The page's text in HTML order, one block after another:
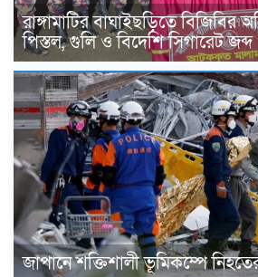
রাঙ্গামাটির বাঘাইছড়িতে বিজিবির
পিস্তল, গুলি ও বিদেশি সিগারেট জব্দ
জাপানে শক্তিশালী ভূমিকম্পে